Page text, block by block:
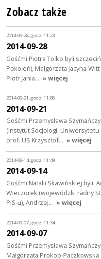
Zobacz także
2014-09-28, godz. 11:23
2014-09-28
Gośćmi Piotra Tolko byli
Pokoleń), Małgorzata Jacyna-
Piotr Jania… » więcej
2014-09-21, godz. 11:08
2014-09-21
Gośćmi Przemysława
(Instytut Socjologii
prof. US Krzysztof… » więcej
2014-09-14, godz. 11:49
2014-09-14
Gośćmi Natalii Skawińskiej byli:
Wieczorek (wojewódzki radny
PiS-u), Andrzej… » więcej
2014-09-07, godz. 11:34
2014-09-07
Gośćmi Przemysława
Małgorzata Prokop-